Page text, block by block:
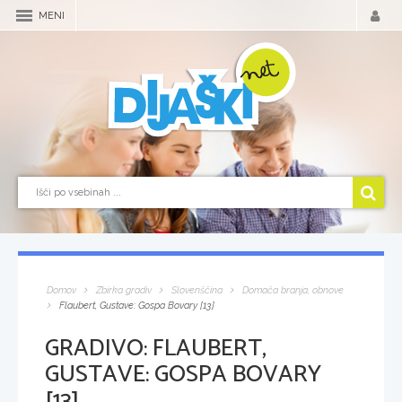
MENI
Domov Zbirka gradiv Slovenščina
Domača branja, obnove
Flaubert, Gustave: Gospa Bovary [13]
GRADIVO:FLAUBERT,
GUSTAVE: GOSPA BOVARY